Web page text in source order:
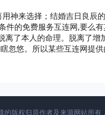
神来选择；结婚吉日良辰
件的免费服务互连网,要么
离了本人的命理。脱离了
忽悠。所以某些互连网提
版权归原作者及来源网站所